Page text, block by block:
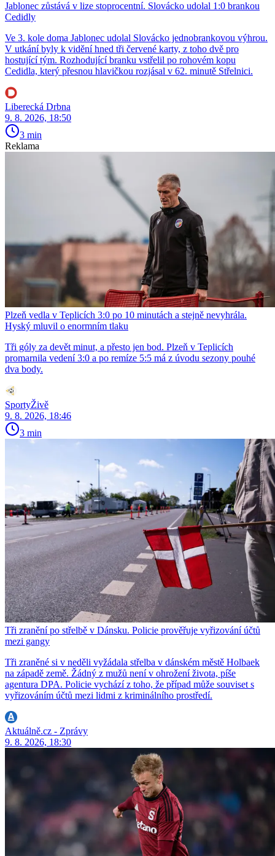
Jablonec zůstává v lize stoprocentní. Slovácko udolal 1:0 brankou
Cedidly
Ve 3. kole doma Jablonec udolal Slovácko jednobrankovou výhrou.
V utkání byly k vidění hned tři červené karty, z toho dvě pro
hostující tým. Rozhodující branku vstřelil po rohovém kopu
Cedidla, který přesnou hlavičkou rozjásal v 62. minutě Střelnici.
Liberecká Drbna
9. 8. 2026, 18:50
3 min
Reklama
Plzeň vedla v Teplicích 3:0 po 10 minutách a stejně nevyhrála.
Hyský mluvil o enormním tlaku
Tři góly za devět minut, a přesto jen bod. Plzeň v Teplicích
promarnila vedení 3:0 a po remíze 5:5 má z úvodu sezony pouhé
dva body.
SportyŽivě
9. 8. 2026, 18:46
3 min
Tři zranění po střelbě v Dánsku. Policie prověřuje vyřizování účtů
mezi gangy
Tři zraněné si v neděli vyžádala střelba v dánském městě Holbaek
na západě země. Žádný z mužů není v ohrožení života, píše
agentura DPA. Policie vychází z toho, že případ může souviset s
vyřizováním účtů mezi lidmi z kriminálního prostředí.
Aktuálně.cz - Zprávy
9. 8. 2026, 18:30